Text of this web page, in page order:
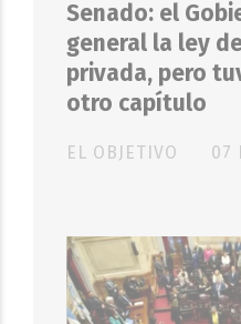
Senado: el
general la ley
privada, pero
otro capítulo
EL OBJETIVO 07